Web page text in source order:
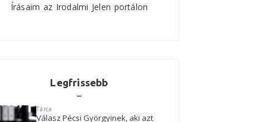
Írásaim az Irodalmi Jelen portálon
Legfrissebb
Tárca
Válasz Pécsi Györgyinek, aki azt